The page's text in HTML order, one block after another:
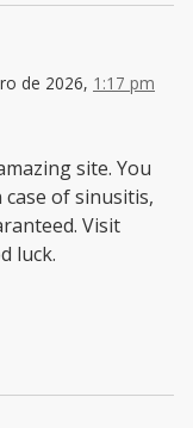
de 2026, 1:17 pm
site. You
of sinusitis,
Visit
luck.